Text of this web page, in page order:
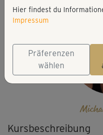
Kursbeschreibung
Hier findest du
Impressum
Präferenzen
wählen